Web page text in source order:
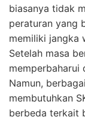
biasanya tidak
peraturan yang
memiliki jangka
Setelah masa
memperbaharui
Namun,
membutuhkan
berbeda terkait